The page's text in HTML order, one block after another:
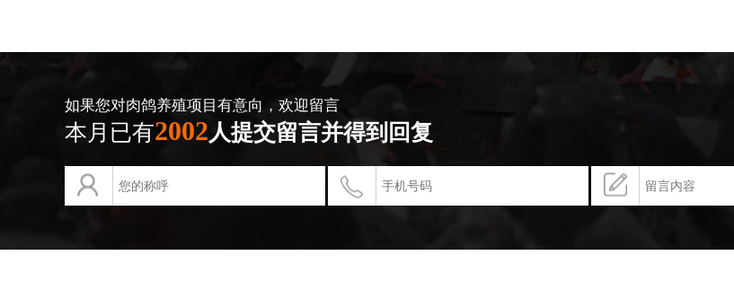
如果您对肉鸽养殖项目有意向，欢迎留言
本月已有2002人提交留言并得到回复